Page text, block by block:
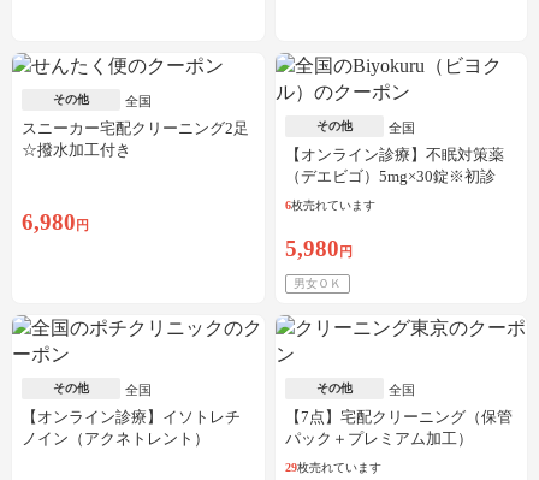
その他 全国
スニーカー宅配クリーニング2足
☆撥水加工付き
6,980 円
その他 全国
【オンライン診療】不眠対策薬
（デエビゴ）5mg×30錠※初診
料・送料込
6枚売れています
5,980 円
男女ＯＫ
その他 全国
【オンライン診療】イソトレチ
ノイン（アクネトレント）
その他 全国
【7点】宅配クリーニング（保管
パック＋プレミアム加工）
29枚売れています